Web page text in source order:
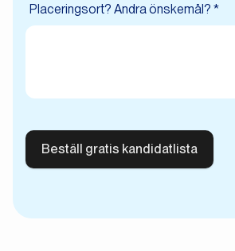
Placeringsort? Andra önskemål? *